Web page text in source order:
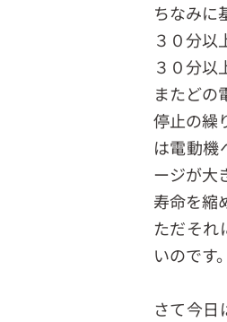
ちなみに
３０分以
３０分以
またどの
停止の繰
は電動機
ージが大
寿命を縮
ただそれ
いのです。
さて今日